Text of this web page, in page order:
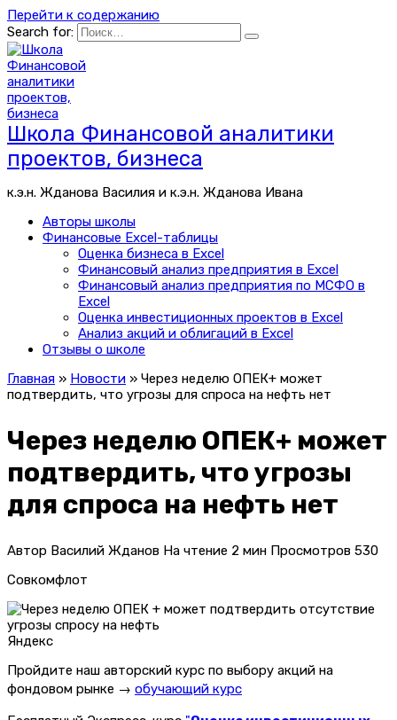
Перейти к содержанию
Search for:
Школа Финансовой аналитики
проектов, бизнеса
к.э.н. Жданова Василия и к.э.н. Жданова Ивана
Авторы школы
Финансовые Excel-таблицы
Оценка бизнеса в Excel
Финансовый анализ предприятия в Excel
Финансовый анализ предприятия по МСФО в
Excel
Оценка инвестиционных проектов в Excel
Анализ акций и облигаций в Excel
Отзывы о школе
Главная » Новости » Через неделю ОПЕК+ может
подтвердить, что угрозы для спроса на нефть нет
Через неделю ОПЕК+ может
подтвердить, что угрозы
для спроса на нефть нет
Автор Василий Жданов На чтение 2 мин Просмотров 530
Совкомфлот
Яндекс
Пройдите наш авторский курс по выбору акций на
фондовом рынке → обучающий курс